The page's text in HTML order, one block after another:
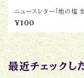
ニュースレター「地の塩
No.108『見える現実、見
真実』
¥100
最近チェックし